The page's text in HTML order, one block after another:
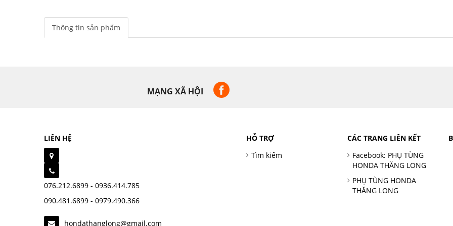
Thông tin sản phẩm
MẠNG XÃ HỘI
LIÊN HỆ
076.212.6899 - 0936.414.785
090.481.6899 - 0979.490.366
hondathanglong@gmail.com
HỖ TRỢ
Tìm kiếm
CÁC TRANG LIÊN KẾT
Facebook: PHỤ TÙNG
HONDA THĂNG LONG
PHỤ TÙNG HONDA
THĂNG LONG